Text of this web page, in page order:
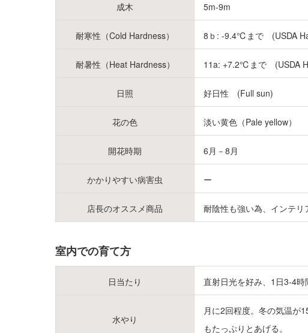
成木 5m-9m
耐寒性（Cold Hardness） 8ｂ: -9.4℃まで (USDA
耐暑性（Heat Hardness） 11a: +7.2℃まで (USDA
日照 好日性 (Full sun)
花の色 淡い黄色（Pale yellow）
開花時期 6月－8月
かかりやすい病害虫 ー
店長のオススメ商品 耐陰性も強い為、インテリ
室内での育て方
日当たり 直射日光を好み、1日3-4時
水やり
月に2回程度。冬の気温が
もたっぷりとあげる。